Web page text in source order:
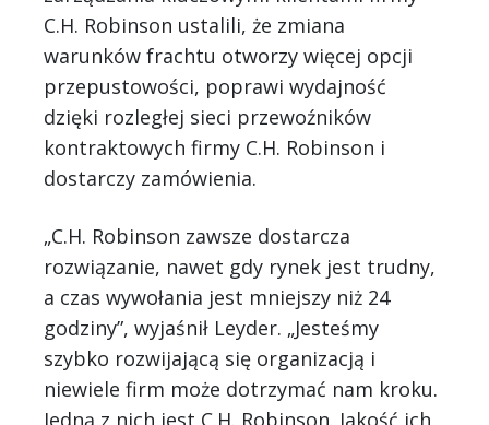
C.H. Robinson ustalili, że zmiana
warunków frachtu otworzy więcej opcji
przepustowości, poprawi wydajność
dzięki rozległej sieci przewoźników
kontraktowych firmy C.H. Robinson i
dostarczy zamówienia.
„C.H. Robinson zawsze dostarcza
rozwiązanie, nawet gdy rynek jest trudny,
a czas wywołania jest mniejszy niż 24
godziny”, wyjaśnił Leyder. „Jesteśmy
szybko rozwijającą się organizacją i
niewiele firm może dotrzymać nam kroku.
Jedną z nich jest C.H. Robinson. Jakość ich